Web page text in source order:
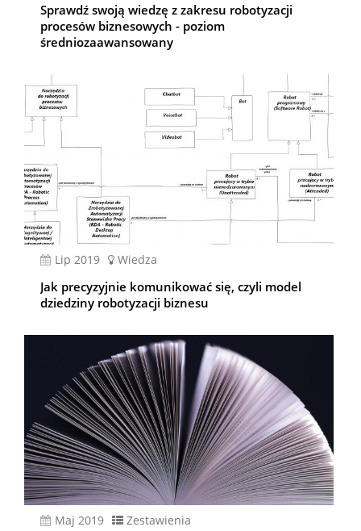
Sprawdź swoją wiedzę z zakresu robotyzacji
procesów biznesowych - poziom
średniozaawansowany
lip 2019 Wiedza
Jak precyzyjnie komunikować się, czyli model
dziedziny robotyzacji biznesu
Maj 2019 Zestawienia